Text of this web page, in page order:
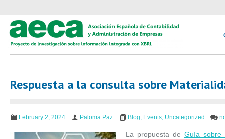
Respuesta a la consulta sobre
February 2, 2024 Paloma Paz Blog, Events, Uncategorized
La propuesta de Guía sobre